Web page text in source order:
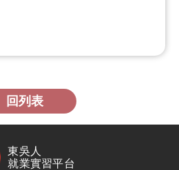
回列表
東吳人
就業實習平台